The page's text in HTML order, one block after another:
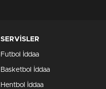
SERVİSLER
Futbol İddaa
Basketbol İddaa
Hentbol İddaa